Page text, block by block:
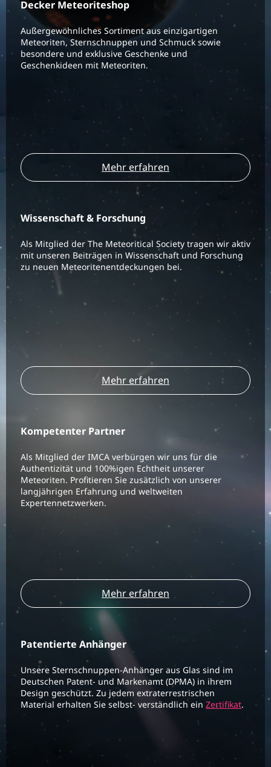
Decker Meteoriteshop
Außergewöhnliches Sortiment aus einzigartigen
Meteoriten, Sternschnuppen und Schmuck sowie
besondere und exklusive Geschenke und
Geschenkideen mit Meteoriten.
Mehr erfahren
Wissenschaft & Forschung
Als Mitglied der The Meteoritical Society tragen wir aktiv
mit unseren Beiträgen in Wissenschaft und Forschung
zu neuen Meteoritenentdeckungen bei.
Mehr erfahren
Kompetenter Partner
Als Mitglied der IMCA verbürgen wir uns für die
Authentizität und 100%igen Echtheit unserer
Meteoriten. Profitieren Sie zusätzlich von unserer
langjährigen Erfahrung und weltweiten
Expertennetzwerken.
Mehr erfahren
Patentierte Anhänger
Unsere Sternschnuppen-Anhänger aus Glas sind im
Deutschen Patent- und Markenamt (DPMA) in ihrem
Design geschützt. Zu jedem extraterrestrischen
Material erhalten Sie selbst- verständlich ein Zertifikat.